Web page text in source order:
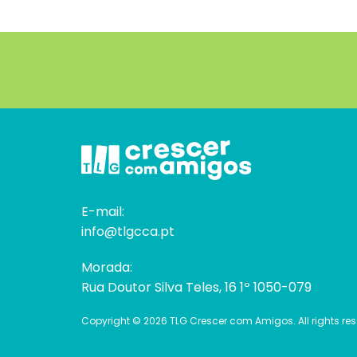
E-mail:
info@tlgcca.pt
Morada:
Rua Doutor Silva Teles, 16 1º 1050-079
Copyright © 2026 TLG Crescer com Amigos. All rights